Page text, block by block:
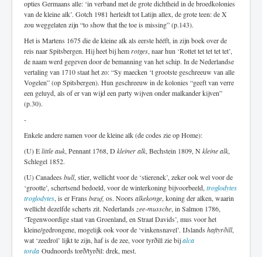
opties Germaans alle: ‘in verband met de grote dichtheid in de broedkolonies
van de kleine alk’. Gotch 1981 herleidt tot Latijn allex, de grote teen: de X
zou weggelaten zijn “to show that the toe is missing” (p.143).
Het is Martens 1675 die de kleine alk als eerste hééft, in zijn boek over de
reis naar Spitsbergen. Hij heet bij hemrotges, naar hun ‘Rottet tet tet tet tet’,
de naam werd gegeven door de bemanning van het schip. In de Nederlandse
vertaling van 1710 staat het zo: “Sy maecken ‘t grootste geschreeuw van alle
Vogelen” (op Spitsbergen). Hun geschreeuw in de kolonies “geeft van verre
een geluyd, als of er van wijd een party wijven onder malkander kijven”
(p.30).
-
Enkele andere namen voor de kleine alk (de codes zie op Home):
(U) Elittle auk, Pennant 1768, Dkleiner alk, Bechstein 1809, Nkleine alk,
Schlegel 1852.
(U) Canadees bull, stier, wellicht voor de ‘stierenek’, zeker ook wel voor de
‘grootte’, schertsend bedoeld, voor de winterkoning bijvoorbeeld, troglodytes
troglodytes, is er Frans bœuf, os. Noors alkekonge, koning der alken, waarin
wellicht dezelfde scherts zit. Nederlands zee-mussche, in Salmon 1786,
‘Tegenwoordige staat van Groenland, en Straat Davids’, mus voor het
kleine/gedrongene, mogelijk ook voor de ‘vinkensnavel’. IJslands haftyrðill,
wat ‘zeedrol’ lijkt te zijn, haf is de zee, voor tyrðill zie bijalca
torda Oudnoords torð/tyrðil: drek, mest.